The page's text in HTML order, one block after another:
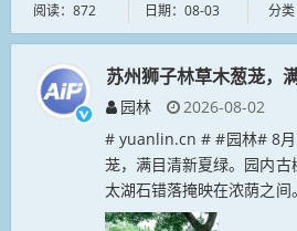
阅读：872 日期：08-03 分
苏州狮子林草木葱茏，
园林
2026-08-02
# yuanlin.cn # #园林# 8
茏，满目清新夏绿。园内古
太湖石错落掩映在浓荫之
驻足，开心捕捉翩飞的蝴